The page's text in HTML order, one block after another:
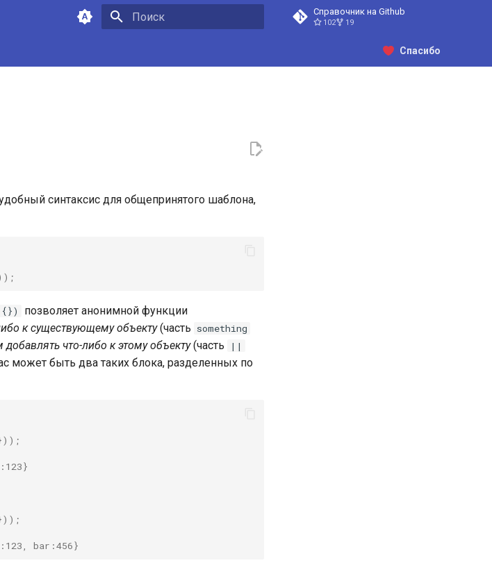
Справочник на Github
102 19
Спасибо
синтаксис для общепринятого шаблона,
{}) позволяет анонимной функции
к существующему объекту(часть something
добавлять что-либо к этому объекту(часть
||
может быть два таких блока, разделенных по
bar:456}